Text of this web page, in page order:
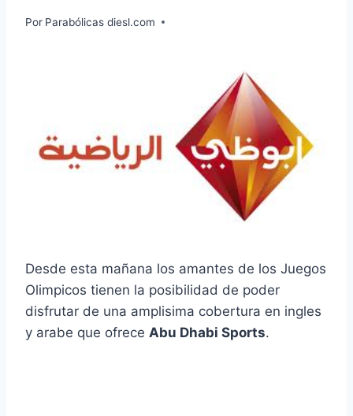
Por Parabólicas diesl.com
Desde esta mañana los amantes de los Juegos
Olimpicos tienen la posibilidad de poder
disfrutar de una amplisima cobertura en ingles
y arabe que ofrece Abu Dhabi Sports.